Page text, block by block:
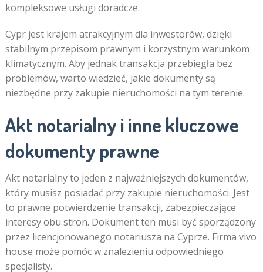
kompleksowe usługi doradcze.
Cypr jest krajem atrakcyjnym dla inwestorów, dzięki
stabilnym przepisom prawnym i korzystnym warunkom
klimatycznym. Aby jednak transakcja przebiegła bez
problemów, warto wiedzieć, jakie dokumenty są
niezbędne przy zakupie nieruchomości na tym terenie.
Akt notarialny i inne kluczowe
dokumenty prawne
Akt notarialny to jeden z najważniejszych dokumentów,
który musisz posiadać przy zakupie nieruchomości. Jest
to prawne potwierdzenie transakcji, zabezpieczające
interesy obu stron. Dokument ten musi być sporządzony
przez licencjonowanego notariusza na Cyprze. Firma vivo
house może pomóc w znalezieniu odpowiedniego
specjalisty.